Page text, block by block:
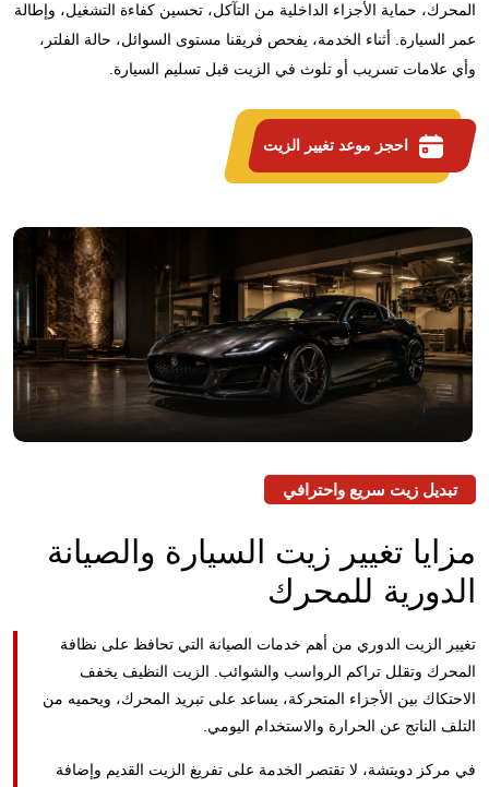
المحرك، حماية الأجزاء الداخلية من التآكل، تحسين كفاءة التشغيل، وإطالة
عمر السيارة. أثناء الخدمة، يفحص فريقنا مستوى السوائل، حالة الفلتر،
وأي علامات تسريب أو تلوث في الزيت قبل تسليم السيارة.
احجز موعد تغيير الزيت
تبديل زيت سريع واحترافي
مزايا تغيير زيت السيارة والصيانة
الدورية للمحرك
تغيير الزيت الدوري من أهم خدمات الصيانة التي تحافظ على نظافة
المحرك وتقلل تراكم الرواسب والشوائب. الزيت النظيف يخفف
الاحتكاك بين الأجزاء المتحركة، يساعد على تبريد المحرك، ويحميه من
التلف الناتج عن الحرارة والاستخدام اليومي.
في مركز دويتشة، لا تقتصر الخدمة على تفريغ الزيت القديم وإضافة